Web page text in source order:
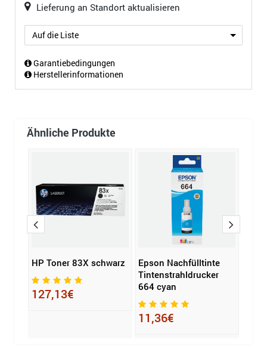
Lieferung an Standort aktualisieren
Auf die Liste
Garantiebedingungen
Herstellerinformationen
Ähnliche Produkte
HP Toner 83X schwarz
127,13€
Epson Nachfülltinte
Tintenstrahldrucker
664 cyan
11,36€